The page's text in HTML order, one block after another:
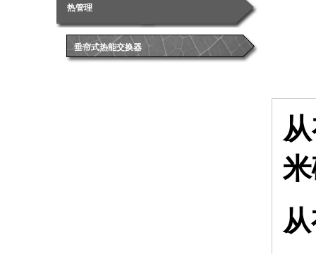
热管理
垂帘式热能交换器